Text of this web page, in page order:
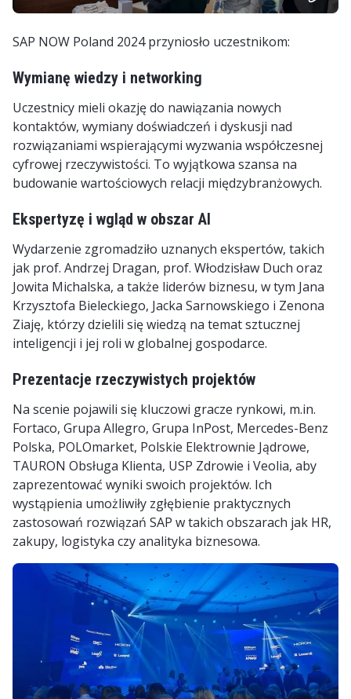
SAP NOW Poland 2024 przyniosło uczestnikom:
Wymianę wiedzy i networking
Uczestnicy mieli okazję do nawiązania nowych
kontaktów, wymiany doświadczeń i dyskusji nad
rozwiązaniami wspierającymi wyzwania współczesnej
cyfrowej rzeczywistości. To wyjątkowa szansa na
budowanie wartościowych relacji międzybranżowych.
Ekspertyzę i wgląd w obszar AI
Wydarzenie zgromadziło uznanych ekspertów, takich
jak prof. Andrzej Dragan, prof. Włodzisław Duch oraz
Jowita Michalska, a także liderów biznesu, w tym Jana
Krzysztofa Bieleckiego, Jacka Sarnowskiego i Zenona
Ziaję, którzy dzielili się wiedzą na temat sztucznej
inteligencji i jej roli w globalnej gospodarce.
Prezentacje rzeczywistych projektów
Na scenie pojawili się kluczowi gracze rynkowi, m.in.
Fortaco, Grupa Allegro, Grupa InPost, Mercedes-Benz
Polska, POLOmarket, Polskie Elektrownie Jądrowe,
TAURON Obsługa Klienta, USP Zdrowie i Veolia, aby
zaprezentować wyniki swoich projektów. Ich
wystąpienia umożliwiły zgłębienie praktycznych
zastosowań rozwiązań SAP w takich obszarach jak HR,
zakupy, logistyka czy analityka biznesowa.